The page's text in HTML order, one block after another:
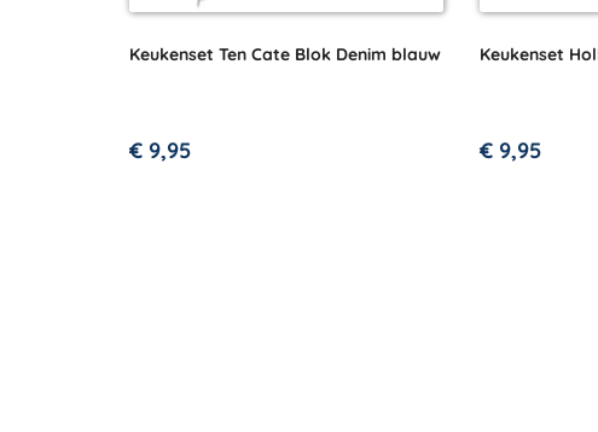
Keukenset Ten Cate Blok Denim blauw
€ 9,95
Keukenset
€ 9,95